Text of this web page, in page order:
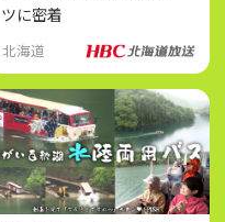
ツに密着
北海道